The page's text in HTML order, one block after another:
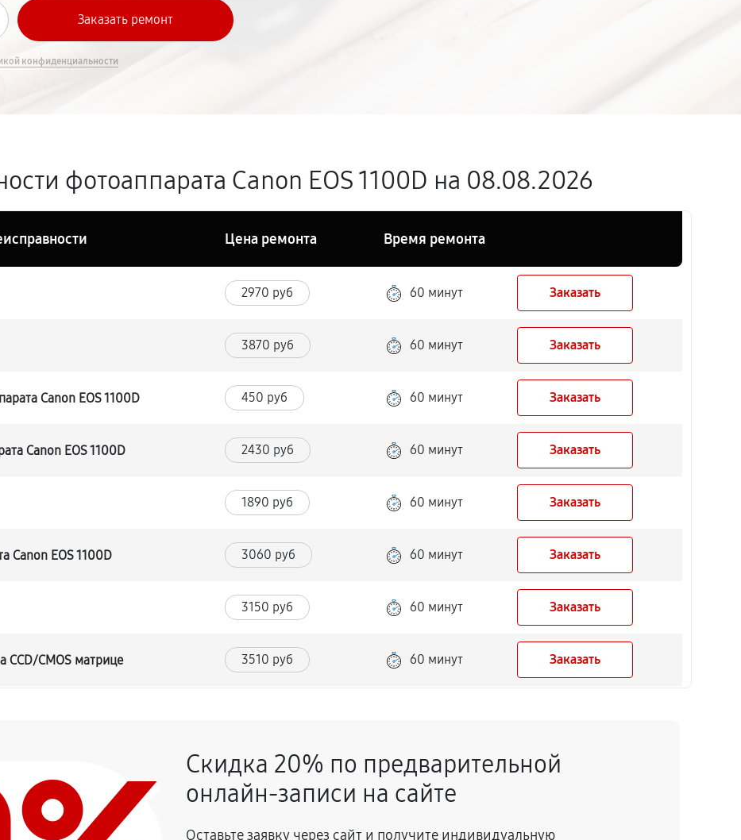
конфиденциальности
фотоаппарата Canon EOS 1100D на 08.08.2026
Цена ремонта Время ремонта
2970 руб 60 минут Заказать
3870 руб 60 минут Заказать
Canon EOS 1100D 450 руб 60 минут Заказать
Canon EOS 1100D 2430 руб 60 минут Заказать
1890 руб 60 минут Заказать
Canon EOS 1100D 3060 руб 60 минут Заказать
3150 руб 60 минут Заказать
CCD/CMOS матрице 3510 руб 60 минут Заказать
2970 руб 60 минут Заказать
EOS 1100D
Скидка 20% по предварительной
онлайн-записи на сайте
Оставьте заявку через сайт и получите индивидуальную